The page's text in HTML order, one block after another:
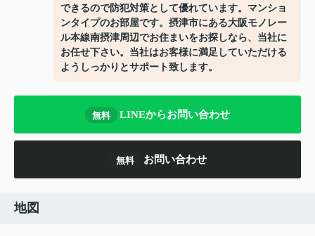
できるので防犯対策として優れています。マンショ
ンタイプのお部屋です。摂津市にある大阪モノレー
ル本線南摂津周辺でお住まいをお探しなら、当社に
お任せ下さい。当社はお客様に満足していただける
ようしっかりとサポート致します。
無料 LINEからお問い合わせ
無料 お問い合わせ
地図